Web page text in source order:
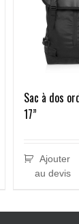
Sac à dos
17”
Ajouter
au devis